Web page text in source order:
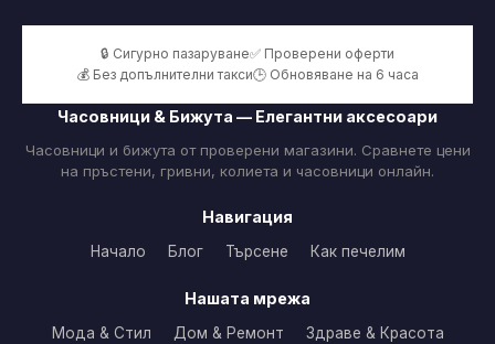
🔒 Сигурно пазаруване✅ Проверени оферти
💰 Без допълнителни такси🕒 Обновяване на 6 часа
Часовници & Бижута — Елегантни аксесоари
Часовници и бижута от проверени магазини. Сравнете цени
на пръстени, гривни, колиета и часовници онлайн.
Навигация
Начало Блог Търсене Как печелим
Нашата мрежа
Мода & Стил Дом & Ремонт
Здраве & Красота